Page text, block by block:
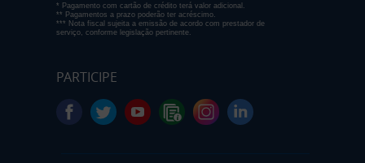
* Pagamento com cartão de crédito terá valor adicional.
** Pagamentos a prazo poderão ter acréscimo.
*** Nota fiscal sujeita a emissão de acordo com prestador de
serviço, conforme legislação pertinente.
PARTICIPE